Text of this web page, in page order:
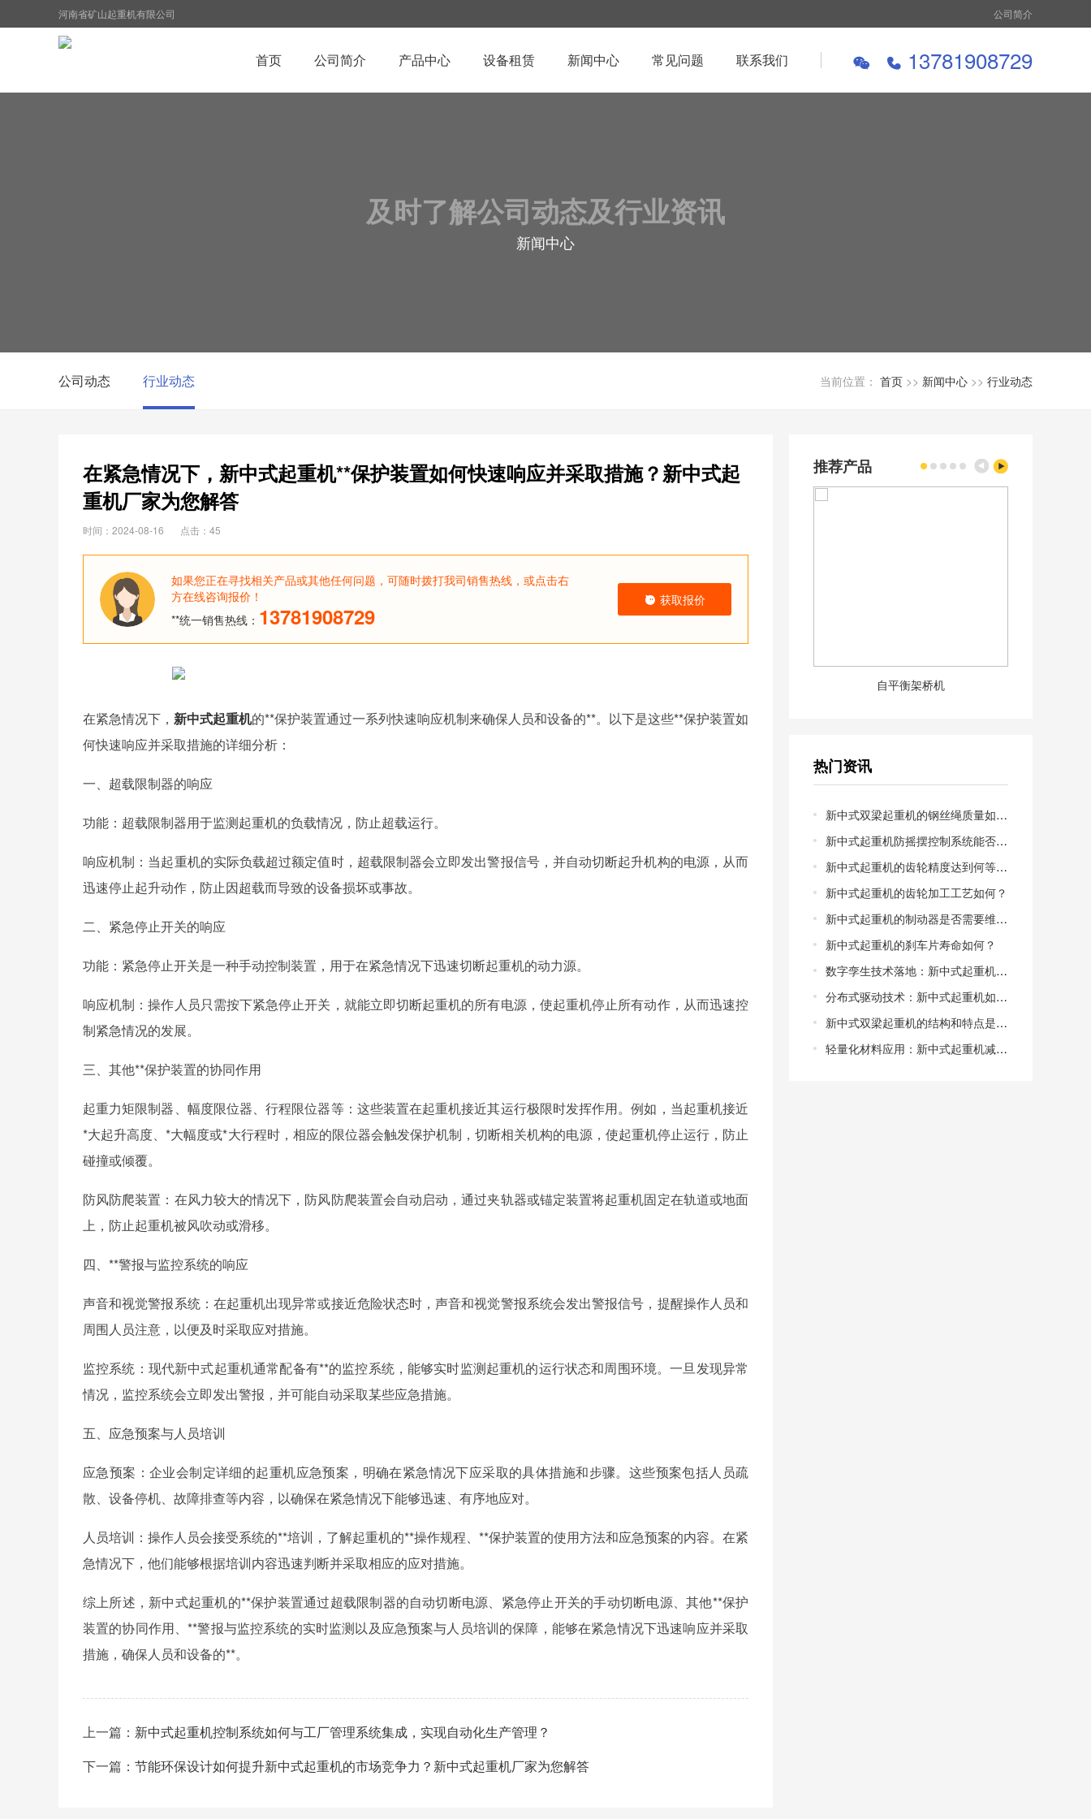
河南省矿山起重机有限公司 公司简介
13781908729
首页 公司简介 产品中心 设备租赁 新闻中心 常见问题 联系我们
及时了解公司动态及行业资讯
新闻中心
公司动态 行业动态 当前位置： 首页 >> 新闻中心 >> 行业动态
在紧急情况下，新中式起重机**保护装置如何快速响应并采取措施？新中式起
重机厂家为您解答
时间：2024-08-16 点击：45
如果您正在寻找相关产品或其他任何问题，可随时拨打我司销售热线，或点击右
方在线咨询报价！
**统一销售热线： 13781908729
获取报价
在紧急情况下， 新中式起重机的**保护装置通过一系列快速响应机制来确保人员和设备的**。以下是这些**保护装置如
何快速响应并采取措施的详细分析：
一、超载限制器的响应
功能：超载限制器用于监测起重机的负载情况，防止超载运行。
响应机制：当起重机的实际负载超过额定值时，超载限制器会立即发出警报信号，并自动切断起升机构的电源，从而
迅速停止起升动作，防止因超载而导致的设备损坏或事故。
二、紧急停止开关的响应
功能：紧急停止开关是一种手动控制装置，用于在紧急情况下迅速切断起重机的动力源。
响应机制：操作人员只需按下紧急停止开关，就能立即切断起重机的所有电源，使起重机停止所有动作，从而迅速控
制紧急情况的发展。
三、其他**保护装置的协同作用
起重力矩限制器、幅度限位器、行程限位器等：这些装置在起重机接近其运行极限时发挥作用。例如，当起重机接近
*大起升高度、*大幅度或*大行程时，相应的限位器会触发保护机制，切断相关机构的电源，使起重机停止运行，防止
碰撞或倾覆。
防风防爬装置：在风力较大的情况下，防风防爬装置会自动启动，通过夹轨器或锚定装置将起重机固定在轨道或地面
上，防止起重机被风吹动或滑移。
四、**警报与监控系统的响应
声音和视觉警报系统：在起重机出现异常或接近危险状态时，声音和视觉警报系统会发出警报信号，提醒操作人员和
周围人员注意，以便及时采取应对措施。
监控系统：现代新中式起重机通常配备有**的监控系统，能够实时监测起重机的运行状态和周围环境。一旦发现异常
情况，监控系统会立即发出警报，并可能自动采取某些应急措施。
五、应急预案与人员培训
应急预案：企业会制定详细的起重机应急预案，明确在紧急情况下应采取的具体措施和步骤。这些预案包括人员疏
散、设备停机、故障排查等内容，以确保在紧急情况下能够迅速、有序地应对。
人员培训：操作人员会接受系统的**培训，了解起重机的**操作规程、**保护装置的使用方法和应急预案的内容。在紧
急情况下，他们能够根据培训内容迅速判断并采取相应的应对措施。
综上所述，新中式起重机的**保护装置通过超载限制器的自动切断电源、紧急停止开关的手动切断电源、其他**保护
装置的协同作用、**警报与监控系统的实时监测以及应急预案与人员培训的保障，能够在紧急情况下迅速响应并采取
措施，确保人员和设备的**。
上一篇： 新中式起重机控制系统如何与工厂管理系统集成，实现自动化生产管理？
下一篇： 节能环保设计如何提升新中式起重机的市场竞争力？新中式起重机厂家为您解答
推荐产品
自平衡架桥机
热门资讯
新中式双梁起重机的钢丝绳质量如何？
新中式起重机防摇摆控制系统能否兼容老旧起重机电机？
新中式起重机的齿轮精度达到何等级？新中式起重机的齿轮精度等级解析
新中式起重机的齿轮加工工艺如何？
新中式起重机的制动器是否需要维护？
新中式起重机的刹车片寿命如何？
数字孪生技术落地：新中式起重机的虚拟调试能缩短多少交付周期？从物理样机到数字镜像，调试成本能否降低50%以上？
分布式驱动技术：新中式起重机如何告别“大马拉小车”的能耗困局？集中驱动vs分布式驱动，哪一种更适合中小型制造车间？
新中式双梁起重机的结构和特点是什么？新中式双梁起重机的结构特点
轻量化材料应用：新中式起重机减重30%后，**性如何保障？高强度钢与碳纤维复合，谁才是轻量化的*优解？